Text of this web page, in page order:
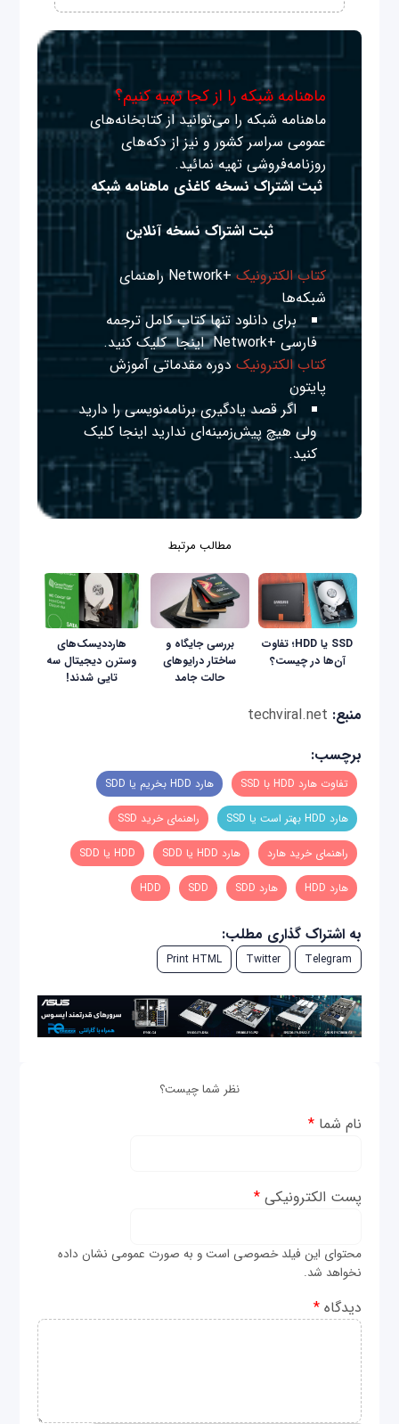
ماهنامه شبکه را از کجا تهیه کنیم؟
ماهنامه شبکه را می‌توانید از کتابخانه‌های
عمومی سراسر کشور و نیز از دکه‌های
روزنامه‌فروشی تهیه نمائید.
ثبت اشتراک نسخه کاغذی ماهنامه شبکه
ثبت اشتراک نسخه آنلاین
کتاب الکترونیک
+Network راهنمای
شبکه‌ها
برای دانلود تنها کتاب کامل ترجمه
فارسی +Network
اینجا کلیک کنید.
کتاب الکترونیک دوره مقدماتی آموزش
پایتون
اگر قصد یادگیری برنامه‌نویسی را دارید
ولی هیچ پیش‌زمینه‌ای نداریداینجا کلیک
کنید.
مطالب مرتبط
SSD یا HDD؛ تفاوت
آن‌ها در چیست؟
بررسی جایگاه و
ساختار درایوهای
حالت جامد
هارددیسک‌های
وسترن دیجیتال سه
تایی شدند!
منبع: techviral.net
برچسب:
تفاوت هارد HDD با SSD هارد HDD بخریم یا SDD
هارد HDD بهتر است یا SSD راهنمای خرید SSD
راهنمای خرید هارد هارد HDD یا SDD HDD یا SDD
هارد HDD هارد SDD SDD
HDD
به اشتراک گذاری مطلب:
Telegram
Twitter
Print HTML
نظر شما چیست؟
نام شما*
پست الکترونیکی*
محتوای این فیلد خصوصی است و به صورت عمومی نشان داده
نخواهد شد.
دیدگاه*